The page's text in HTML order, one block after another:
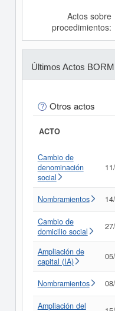
Actos sobre
procedimientos:
Últimos Actos
Otros actos
ACTO
Cambio de
denominación
social
Nombramientos
Cambio de
domicilio social
Ampliación de
capital (IA)
Nombramientos
Ampliación del